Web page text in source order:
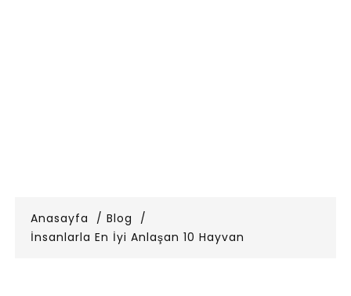
Anasayfa
Blog
İnsanlarla En İyi Anlaşan 10 Hayvan